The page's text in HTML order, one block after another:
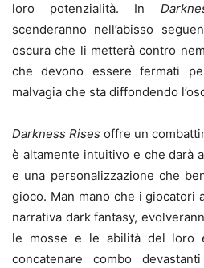
loro potenzialità. In
scenderanno nell’abisso
oscura che li metterà contro
che devono essere fermati
malvagia che sta diffondendo
Darkness Rises offre un
è altamente intuitivo e che darà
e una personalizzazione che
gioco. Man mano che i giocatori
narrativa dark fantasy,
le mosse e le abilità del loro
concatenare combo